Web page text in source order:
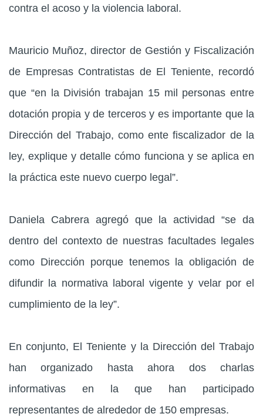
contra el acoso y la violencia laboral.
Mauricio Muñoz, director de Gestión y Fiscalización
de Empresas Contratistas de El Teniente, recordó
que “en la División trabajan 15 mil personas entre
dotación propia y de terceros y es importante que la
Dirección del Trabajo, como ente fiscalizador de la
ley, explique y detalle cómo funciona y se aplica en
la práctica este nuevo cuerpo legal”.
Daniela Cabrera agregó que la actividad “se da
dentro del contexto de nuestras facultades legales
como Dirección porque tenemos la obligación de
difundir la normativa laboral vigente y velar por el
cumplimiento de la ley”.
En conjunto, El Teniente y la Dirección del Trabajo
han organizado hasta ahora dos charlas
informativas en la que han participado
representantes de alrededor de 150 empresas.